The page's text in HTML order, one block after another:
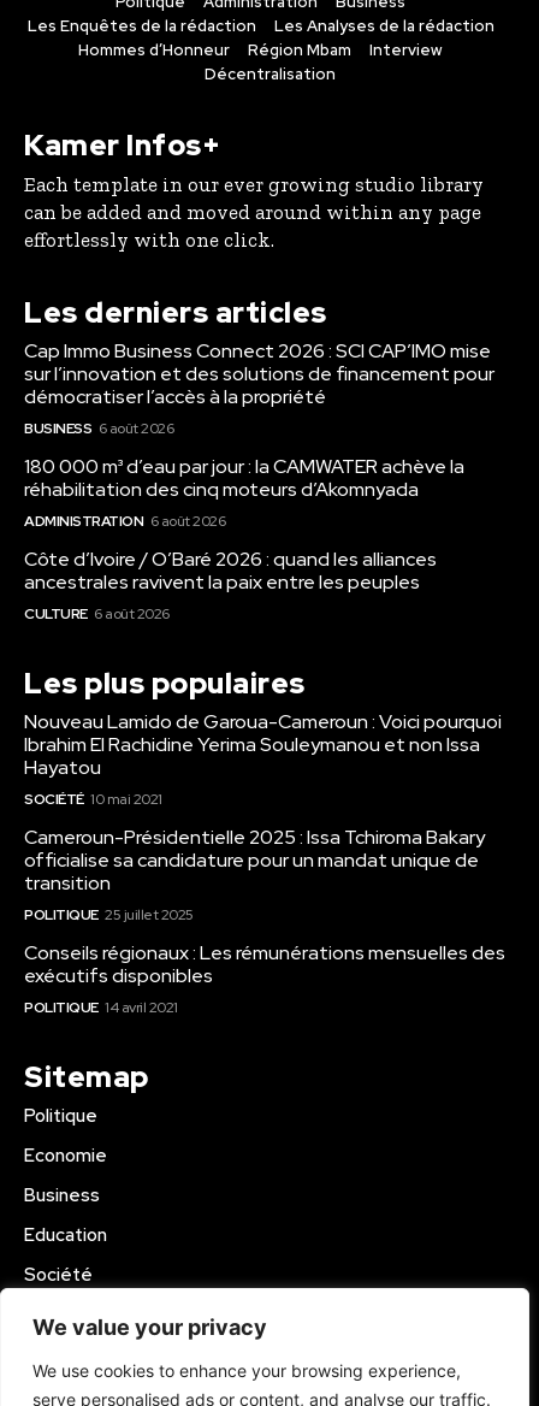
We value your privacy
We use cookies to enhance your browsing experience,
serve personalised ads or content, and analyse our traffic.
Les Enquêtes de la rédaction
Les Analyses de la rédaction
Hommes d’Honneur
Région Mbam
Interview
Décentralisation
Kamer Infos+
Each template in our ever growing studio library
can be added and moved around within any page
effortlessly with one click.
Les derniers articles
Cap Immo Business Connect 2026 : SCI CAP’IMO mise
sur l’innovation et des solutions de financement pour
démocratiser l’accès à la propriété
BUSINESS 6 août 2026
180 000 m³ d’eau par jour : la CAMWATER achève la
réhabilitation des cinq moteurs d’Akomnyada
ADMINISTRATION 6 août 2026
Côte d’Ivoire / O’Baré 2026 : quand les alliances
ancestrales ravivent la paix entre les peuples
CULTURE 6 août 2026
Les plus populaires
Nouveau Lamido de Garoua-Cameroun : Voici pourquoi
Ibrahim El Rachidine Yerima Souleymanou et non Issa
Hayatou
SOCIÉTÉ 10 mai 2021
Cameroun-Présidentielle 2025 : Issa Tchiroma Bakary
officialise sa candidature pour un mandat unique de
transition
POLITIQUE 25 juillet 2025
Conseils régionaux : Les rémunérations mensuelles des
exécutifs disponibles
POLITIQUE 14 avril 2021
Sitemap
Politique
Economie
Business
Education
Société
Sport